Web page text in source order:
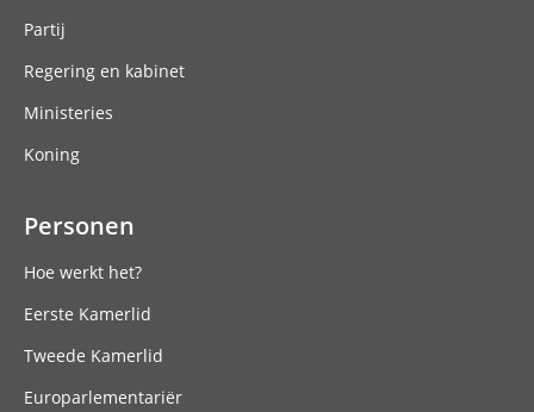
Partij
Regering en kabinet
Ministeries
Koning
Personen
Hoe werkt het?
Eerste Kamerlid
Tweede Kamerlid
Europarlementariër